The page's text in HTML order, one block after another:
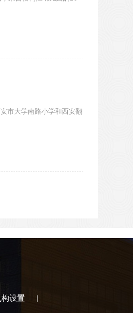
市大学南路小学和西安翻
设置 |